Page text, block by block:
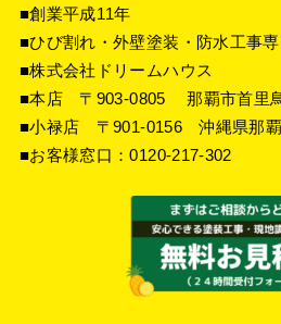
■創業平成11年
■ひび割れ・外壁塗装・防水工事
■株式会社ドリームハウス
■本店 〒903-0805 那覇市首里
■小禄店 〒901-0156 沖縄県那覇
■お客様窓口：0120-217-302